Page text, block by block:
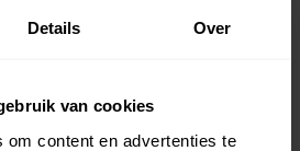
Details Over
van cookies
om content en advertenties te
verkochte woningen (koopsom
een postcodegebied. Dit